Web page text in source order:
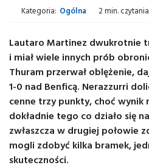
Kategoria: Ogólna 2 min. czytania
Lautaro Martinez dwukrotnie
i miał wiele innych prób
Thuram przerwał oblężenie,
1-0 nad Benficą. Nerazzurri
cenne trzy punkty, choć wynik
dokładnie tego co działo się
zwłaszcza w drugiej połowie
mogli zdobyć kilka bramek,
skuteczności.